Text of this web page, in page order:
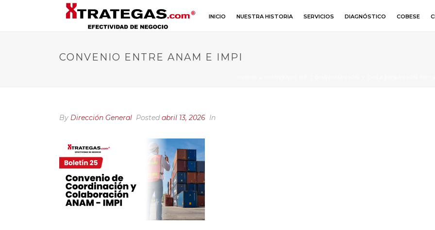
INICIO NUESTRA HISTORIA SERVICIOS DIAGNÓSTICO COBESE
CONVENIO ENTRE ANAM E IMPI
By Dirección General Postedabril 13, 2026 In